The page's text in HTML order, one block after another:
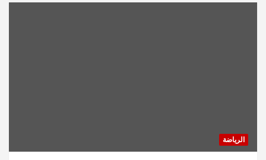
الرياضة